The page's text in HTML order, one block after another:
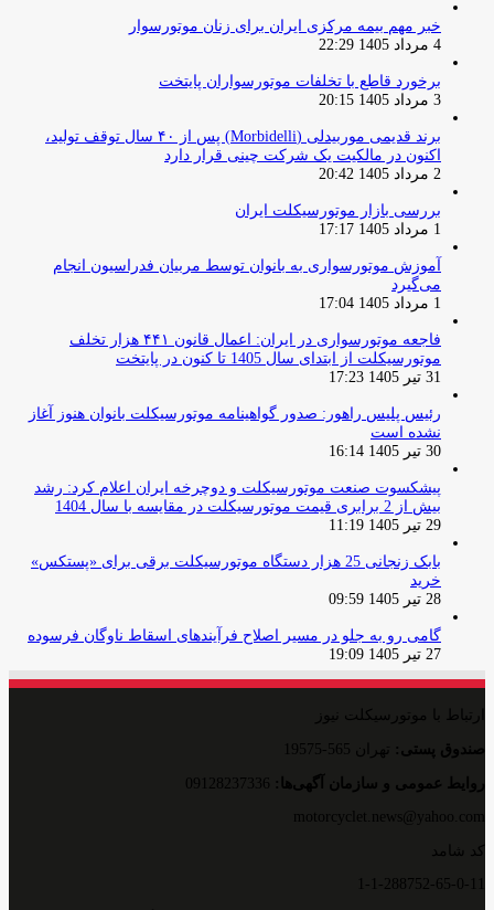
خبر مهم بیمه مرکزی ایران برای زنان موتورسوار
4 مرداد 1405 22:29
برخورد قاطع با تخلفات موتورسواران پایتخت
3 مرداد 1405 20:15
برند قدیمی موربیدلی (Morbidelli) پس از ۴۰ سال توقف تولید،
اکنون در مالکیت یک شرکت چینی قرار دارد
2 مرداد 1405 20:42
بررسی بازار موتورسیکلت ایران
1 مرداد 1405 17:17
آموزش موتورسواری به بانوان توسط مربیان فدراسیون انجام
می‌گیرد
1 مرداد 1405 17:04
فاجعه موتورسواری در ایران: اعمال قانون ۴۴۱ هزار تخلف
موتورسیکلت از ابتدای سال 1405 تا کنون در پایتخت
31 تیر 1405 17:23
رئیس پلیس راهور: صدور گواهینامه موتورسیکلت بانوان هنوز آغاز
نشده است
30 تیر 1405 16:14
پیشکسوت صنعت موتورسیکلت و دوچرخه ایران اعلام کرد: رشد
بیش از 2 برابری قیمت موتورسیکلت در مقایسه با سال 1404
29 تیر 1405 11:19
بابک زنجانی 25 هزار دستگاه موتورسیکلت برقی برای «پستکس»
خرید
28 تیر 1405 09:59
گامی رو به جلو در مسیر اصلاح فرآیندهای اسقاط ناوگان فرسوده
27 تیر 1405 19:09
ارتباط با موتورسیکلت نیوز
صندوق پستی: تهران 565-19575
روایط عمومی و سازمان آگهی‌ها:
motorcyclet.news@yahoo.com
کد شامد
1-1-288752-65-0-11